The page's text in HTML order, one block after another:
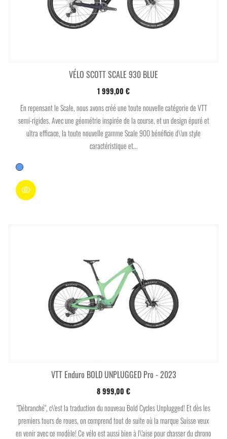
VÉLO SCOTT SCALE 930 BLUE
1 999,00 €
En repensant le Scale, nous avons créé une toute nouvelle catégorie de VTT
semi-rigides. Avec une géométrie inspirée de la course, et un design épuré et
ultra efficace, la toute nouvelle gamme Scale 900 bénéficie d\'un style
caractéristique et...
Bleu
VTT Enduro BOLD UNPLUGGED Pro - 2023
8 999,00 €
"Débranché", c\'est la traduction du nouveau Bold Cycles Unplugged! Et dès les
premiers tours de roues, on comprend tout de suite où la marque Suisse veux
en venir avec ce modèle! Ce vélo est aussi bien à l\'aise pour chasser du chrono